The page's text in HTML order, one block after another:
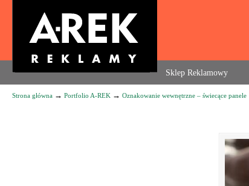
Agencja reklamowa. Reklama – usługi, druk
Sklep Reklamowy
Navigation
Strona główna → Portfolio A-REK → Oznakowanie wewnętrzne – świecące panele